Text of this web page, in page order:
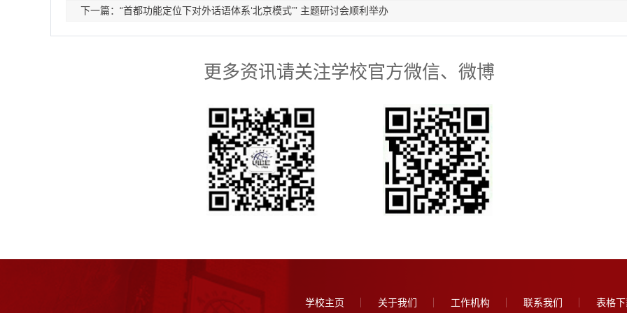
下一篇：“首都功能定位下对外话语体系‘北京模式’” 主题研讨会顺利举办
更多资讯请关注学校官方微信、微博
学校主页 关于我们 工作机构 联系我们 表格